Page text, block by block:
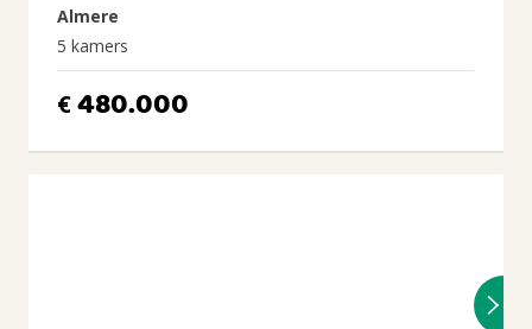
Almere
5 kamers
€480.000